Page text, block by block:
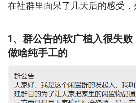
在社群里面呆了几天后的感受
1、群公告的软广植入很失
做啥纯手工的